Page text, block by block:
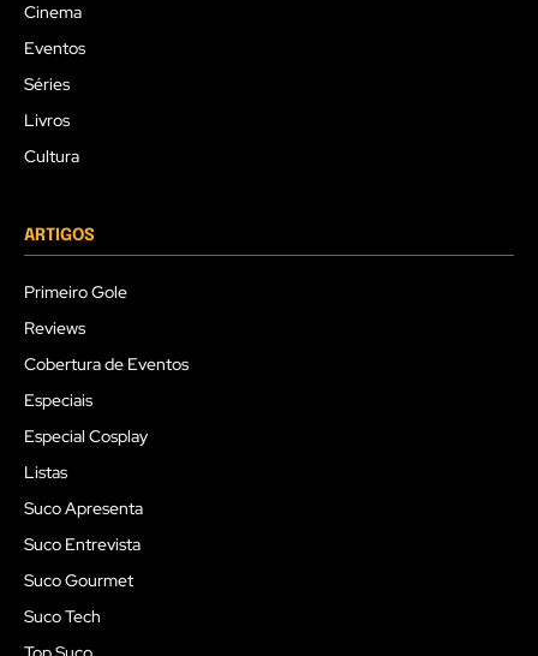
Cinema
Eventos
Séries
Livros
Cultura
ARTIGOS
Primeiro Gole
Reviews
Cobertura de Eventos
Especiais
Especial Cosplay
Listas
Suco Apresenta
Suco Entrevista
Suco Gourmet
Suco Tech